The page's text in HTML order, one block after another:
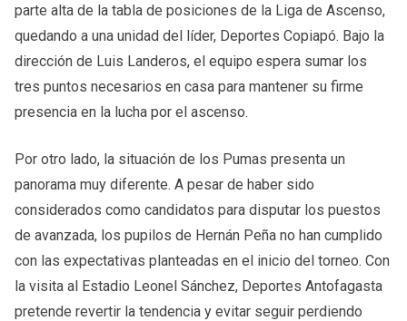
parte alta de la tabla de posiciones de la Liga de Ascenso,
quedando a una unidad del líder, Deportes Copiapó. Bajo la
dirección de Luis Landeros, el equipo espera sumar los
tres puntos necesarios en casa para mantener su firme
presencia en la lucha por el ascenso.
Por otro lado, la situación de los Pumas presenta un
panorama muy diferente. A pesar de haber sido
considerados como candidatos para disputar los puestos
de avanzada, los pupilos de Hernán Peña no han cumplido
con las expectativas planteadas en el inicio del torneo. Con
la visita al Estadio Leonel Sánchez, Deportes Antofagasta
pretende revertir la tendencia y evitar seguir perdiendo